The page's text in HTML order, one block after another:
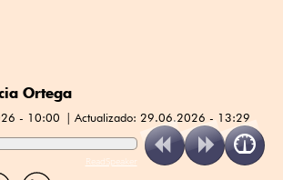
Ortega
- 10:00 Actualizado: 29.06.2026 - 13:29
ReadSpeaker
Compartir